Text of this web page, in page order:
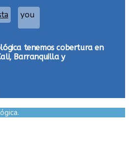
you
tenemos cobertura en
Barranquilla y